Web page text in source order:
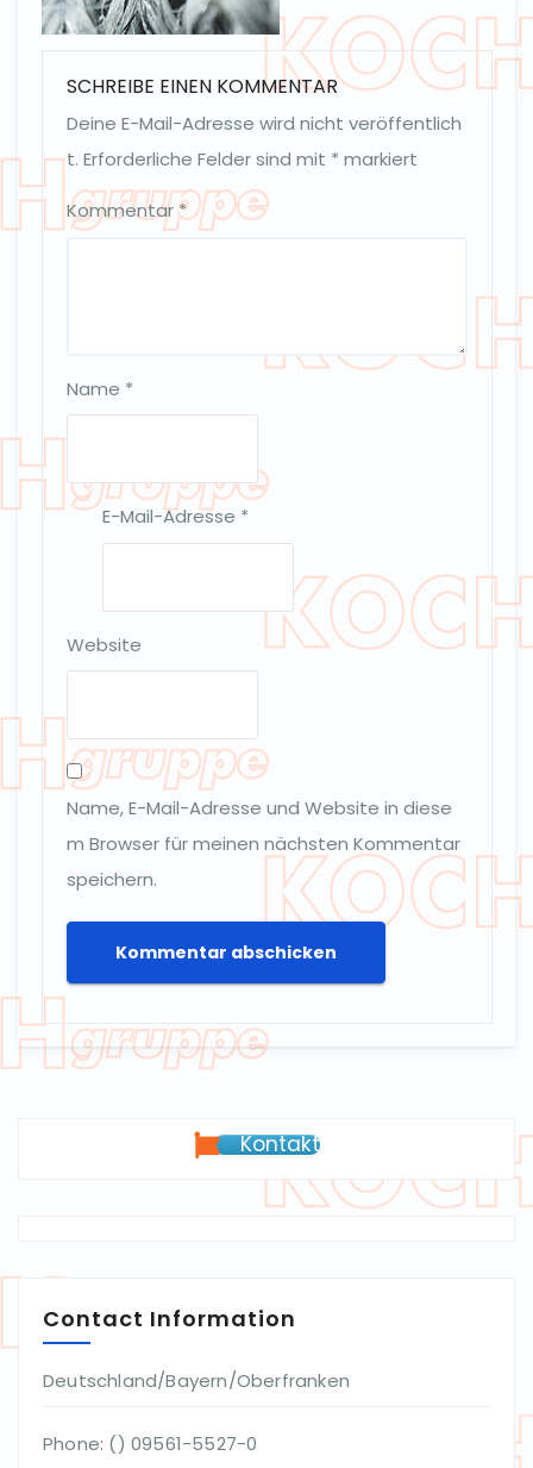
SCHREIBE EINEN KOMMENTAR
Deine E-Mail-Adresse wird nicht veröffentlich
t. Erforderliche Felder sind mit * markiert
Kommentar*
Name *
E-Mail-Adresse *
Website
Name, E-Mail-Adresse und Website in diese
m Browser für meinen nächsten Kommentar
speichern.
Kontakt
Contact Information
Deutschland/Bayern/Oberfranken
Phone: () 09561-5527-0